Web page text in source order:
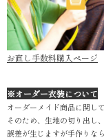
お直し手数料購入ページ
※オーダー衣装について
オーダーメイド商品に関し
そのため、生地の切り出し
誤差が生じますが手作りな